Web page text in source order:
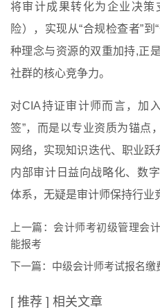
将审计成果转化为企业决
险），实现从“合规检查者”
种理念与资源的双重加持,正
社群的核心竞争力。
对CIA持证审计师而言，加
签”，而是以专业资质为锚点
网络，实现知识迭代、职业
内部审计日益向战略化、数
体系，无疑是审计师保持行业
上一篇： 会计师考初级管理会
能报考
下一篇： 中级会计师考试报名
[ 推荐 ] 相关文章